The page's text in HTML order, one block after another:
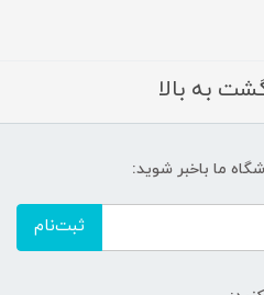
به بالا
ما باخبر شوید:
ثبت‌نام